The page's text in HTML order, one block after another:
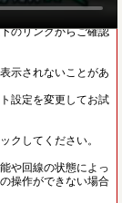
のリンクからご確認
示されないことがあ
設定を変更してお試
クしてください。
や回線の状態によっ
操作ができない場合